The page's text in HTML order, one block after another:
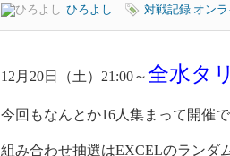
ひろよし
対戦記録 オン
12月20日（土）21:00～全水タ
今回もなんとか16人集まって開催
組み合わせ抽選はEXCELのランダ